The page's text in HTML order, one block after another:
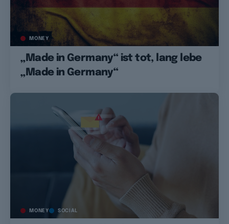
MONEY
„Made in Germany“ ist tot, lang lebe
„Made in Germany“
MONEY SOCIAL